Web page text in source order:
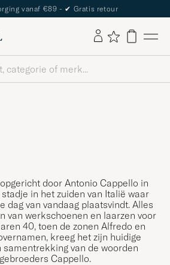
vanaf €89 - ✔ Gratis retour
door Antonio Cappello in
in het zuiden van Italië waar
dag van vandaag plaatsvindt. Alles
van werkschoenen en laarzen voor
40, toen de zonen Alfredo en
kreeg het zijn huidige
samentrekking van de woorden
Cappello.